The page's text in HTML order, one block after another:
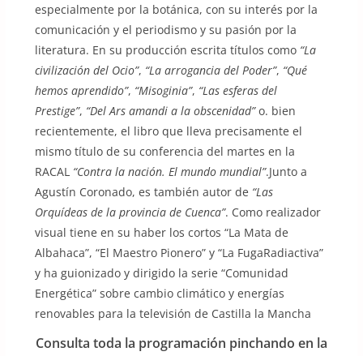
especialmente por la botánica, con su interés por la
comunicación y el periodismo y su pasión por la
literatura. En su producción escrita títulos como “La
civilización del Ocio”, “La arrogancia del Poder”, “Qué
hemos aprendido”, “Misoginia”, “Las esferas del
Prestige”, “Del Ars amandi a la obscenidad”o. bien
recientemente, el libro que lleva precisamente el
mismo título de su conferencia del martes en la
RACAL “Contra la nación. El mundo mundial”.Junto a
Agustín Coronado, es también autor de “Las
Orquídeas de la provincia de Cuenca”. Como realizador
visual tiene en su haber los cortos “La Mata de
Albahaca”, “El Maestro Pionero” y “La FugaRadiactiva”
y ha guionizado y dirigido la serie “Comunidad
Energética” sobre cambio climático y energías
renovables para la televisión de Castilla la Mancha
Consulta toda la programación pinchando en la